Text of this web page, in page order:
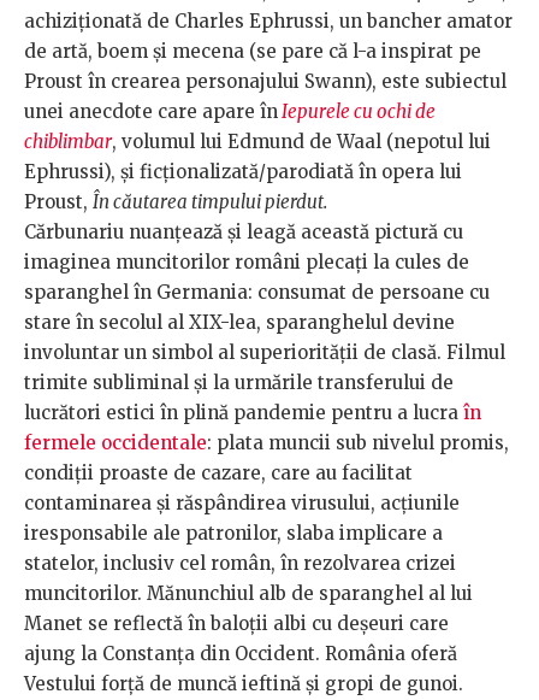
achiziționată de Charles Ephrussi, un bancher amator
de artă, boem și mecena (se pare că l-a inspirat pe
Proust în crearea personajului Swann), este subiectul
unei anecdote care apare înIepurele cu ochi de
chiblimbar, volumul lui Edmund de Waal (nepotul lui
Ephrussi), și ficționalizată/parodiată în opera lui
Proust, În căutarea timpului pierdut.
Cărbunariu nuanțează și leagă această pictură cu
imaginea muncitorilor români plecați la cules de
sparanghel în Germania: consumat de persoane cu
stare în secolul al XIX-lea, sparanghelul devine
involuntar un simbol al superiorității de clasă. Filmul
trimite subliminal și la urmările transferului de
lucrători estici în plină pandemie pentru a lucra în
fermele occidentale: plata muncii sub nivelul promis,
condiții proaste de cazare, care au facilitat
contaminarea și răspândirea virusului, acțiunile
iresponsabile ale patronilor, slaba implicare a
statelor, inclusiv cel român, în rezolvarea crizei
muncitorilor. Mănunchiul alb de sparanghel al lui
Manet se reflectă în baloții albi cu deșeuri care
ajung la Constanța din Occident. România oferă
Vestului forță de muncă ieftină și gropi de gunoi.